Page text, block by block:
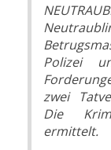
Polizei
zwei
Die
ermittelt.